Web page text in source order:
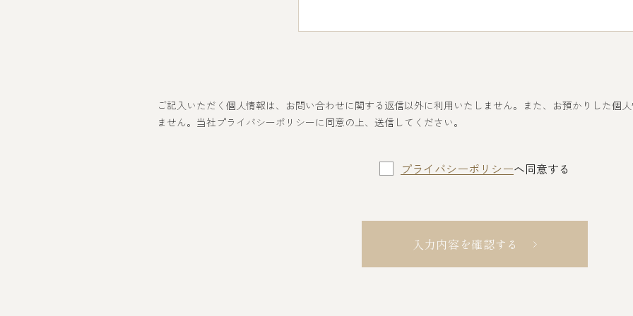
ご記入いただく個人情報は、お問い合わせに関する返信以外に利用いたしません。また、お預かりした個
ません。当社プライバシーポリシーに同意の上、送信してください。
プライバシーポリシーへ同意する
入力内容を確認する